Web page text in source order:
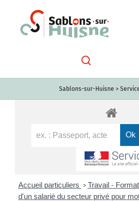
Sablons-sur-Huisne >
Accueil particuliers > Travail -
d'un salarié du secteur privé pour